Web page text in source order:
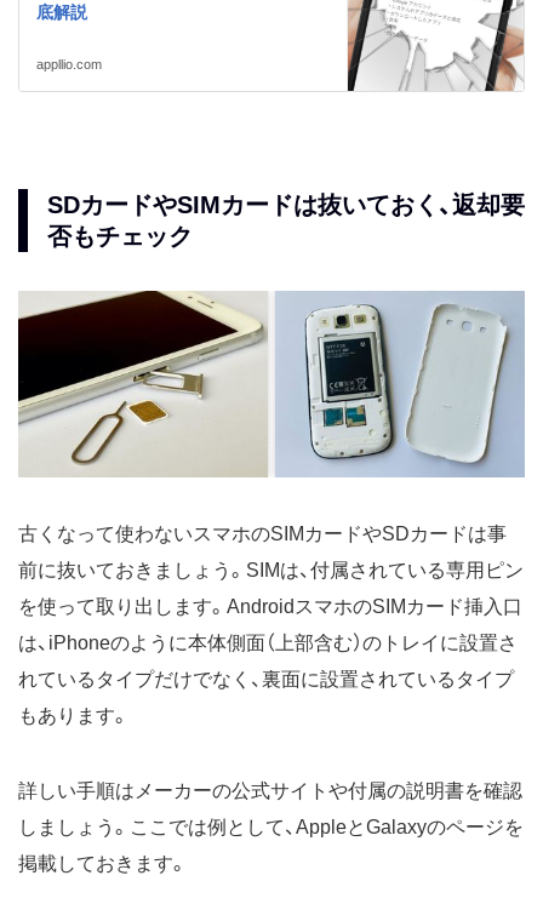
底解説
appllio.com
SDカードやSIMカードは抜いておく、返却要
否もチェック
古くなって使わないスマホのSIMカードやSDカードは事
前に抜いておきましょう。SIMは、付属されている専用ピン
を使って取り出します。AndroidスマホのSIMカード挿入口
は、iPhoneのように本体側面（上部含む）のトレイに設置さ
れているタイプだけでなく、裏面に設置されているタイプ
もあります。
詳しい手順はメーカーの公式サイトや付属の説明書を確認
しましょう。ここでは例として、AppleとGalaxyのページを
掲載しておきます。